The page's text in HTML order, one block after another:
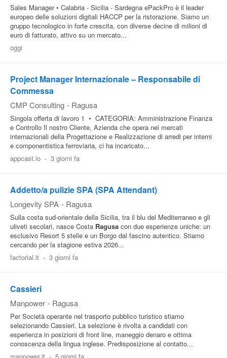
Sales Manager • Calabria - Sicilia - Sardegna ePackPro è il leader
europeo delle soluzioni digitali HACCP per la ristorazione. Siamo un
gruppo tecnologico in forte crescita, con diverse decine di milioni di
euro di fatturato, attivo su un mercato...
oggi
Project Manager Internazionale – Responsabile di
Commessa
CMP Consulting - Ragusa
Singola offerta di lavoro 1 • CATEGORIA: Amministrazione Finanza
e Controllo Il nostro Cliente, Azienda che opera nei mercati
internazionali della Progettazione e Realizzazione di arredi per interni
e componentistica ferroviaria, ci ha incaricato...
appcast.io - 3 giorni fa
Addetto/a pulizie SPA (SPA Attendant)
Longevity SPA - Ragusa
Sulla costa sud-orientale della Sicilia, tra il blu del Mediterraneo e gli
uliveti secolari, nasce Costa Ragusa con due esperienze uniche: un
esclusivo Resort 5 stelle e un Borgo dal fascino autentico. Stiamo
cercando per la stagione estiva 2026...
factorial.it - 3 giorni fa
Cassieri
Manpower - Ragusa
Per Società operante nel trasporto pubblico turistico stiamo
selezionando Cassieri. La selezione è rivolta a candidati con
esperienza in posizioni di front line, maneggio denaro e ottima
conoscenza della lingua inglese. Predisposizione al contatto...